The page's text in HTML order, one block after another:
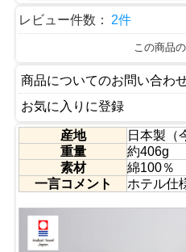
業務用タオルですのでホテル
のですが、ご家庭でお求めに
のバスタオルのイメージで
てフワフワしていて吸水力が
あるバスタオルを贅沢にも作
上品なこのオリジナルバスタ
きっと満足させることでしょ
スな気分をご家庭で味わいた
思います。
■認定番号：第2014-1283号
レビュー件数： 2件
この商品
商品についてのお問い合わ
お気に入りに登録
産地
日本製（
重量
約406g
素材
綿100％
一言コメント
ホテル仕